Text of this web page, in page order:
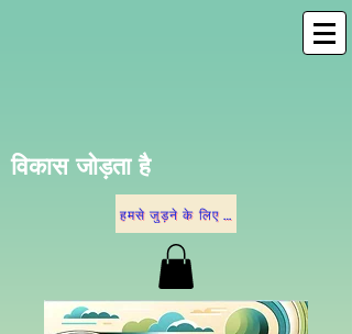
विकास जोड़ता है
हमसे जुड़ने के लिए नीचे दिए गए विकल्पों में